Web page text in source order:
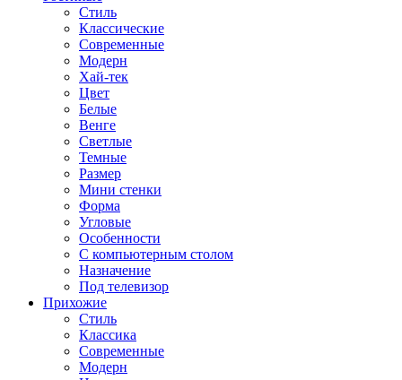
Стиль
Классические
Современные
Модерн
Хай-тек
Цвет
Белые
Венге
Светлые
Темные
Размер
Мини стенки
Форма
Угловые
Особенности
С компьютерным столом
Назначение
Под телевизор
Прихожие
Стиль
Классика
Современные
Модерн